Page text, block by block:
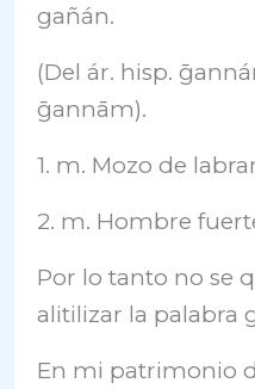
gañán.
(Del ár. hisp.
ḡannām).
1. m. Mozo de
2. m. Hombre
Por lo tanto no se
alitilizar la palabra
En mi patrimonio